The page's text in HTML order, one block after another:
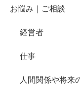
お悩み｜ご相談
経営者
仕事
人間関係や将来